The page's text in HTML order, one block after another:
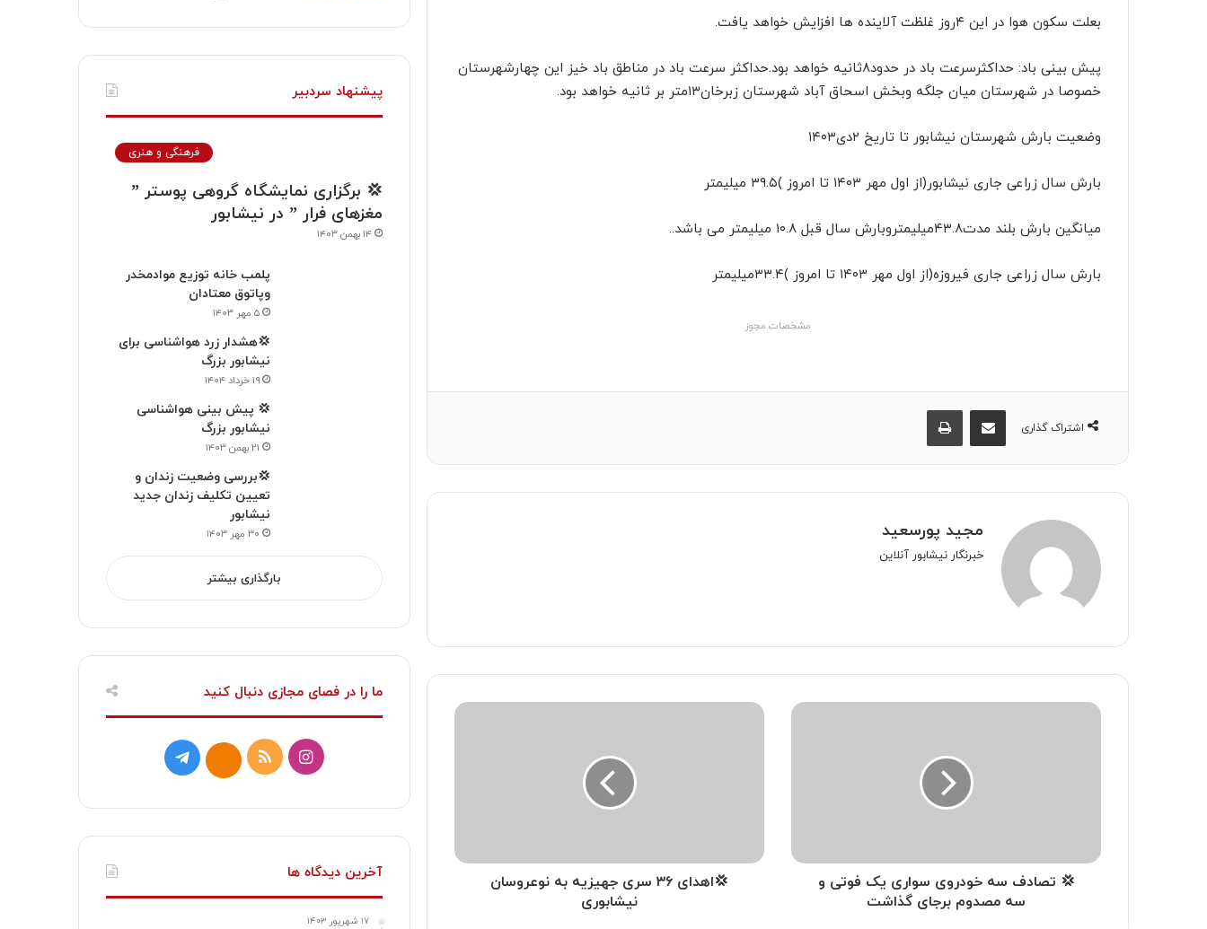
بعلت سکون هوا در این ۴روز غلظت آلاینده ها افزایش خواهد یافت.
پیش بینی باد: حداکثرسرعت باد در حدود۸ثانیه خواهد بود.حداکثر سرعت باد در مناطق باد خیز این چهارشهرستان
خصوصا در شهرستان میان جلگه وبخش اسحاق آباد شهرستان زبرخان۱۳متر بر ثانیه خواهد بود.
وضعیت بارش شهرستان نیشابور تا تاریخ ۲دی۱۴۰۳
بارش سال زراعی جاری نیشابور(از اول مهر ۱۴۰۳ تا امروز )۳۹.۵ میلیمتر
میانگین بارش بلند مدت۴۳.۸میلیمتروبارش سال قبل ۱۰.۸ میلیمتر می باشد..
بارش سال زراعی جاری فیروزه(از اول مهر ۱۴۰۳ تا امروز )۳۳.۴میلیمتر
مشخصات مجوز
اشتراک گذاری
مجید پورسعید
خبرنگار نیشابور آنلاین
💢 تصادف سه خودروی سواری یک فوتی و
سه مصدوم برجای گذاشت
💢اهدای ۳۶ سری جهیزیه به نوعروسان
نیشابوری
پیشنهاد سردبیر
فرهنگی و هنری
💢 برگزاری نمایشگاه گروهی پوستر ”
مغزهای فرار ” در نيشابور
۱۴ بهمن ۱۴۰۳
پلمب خانه توزیع موادمخدر
وپاتوق معتادان
۵ مهر ۱۴۰۳
💢هشدار زرد هواشناسی برای
نیشابور بزرگ
۱۹ خرداد ۱۴۰۴
💢 پیش بینی هواشناسی
نیشابور بزرگ
۲۱ بهمن ۱۴۰۳
💢بررسی وضعیت زندان و
تعیین تکلیف زندان جدید
نیشابور
۳۰ مهر ۱۴۰۳
بارگذاری بیشتر
ما را در فصای مجازی دنبال کنید
ا
س
ت
خ
ک
ت
ا
آخرین دیدگاه ها
۱۷ شهریور ۱۴۰۳